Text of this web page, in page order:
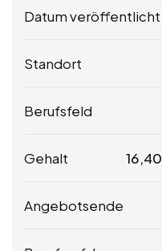
Datum veröffentlicht
Standort
Berufsfeld
Gehalt 16,40
Angebotsende